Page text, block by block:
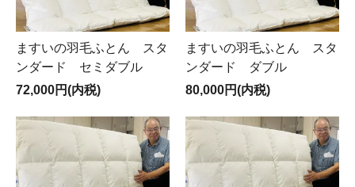
ますいの羽毛ふとん スタ
ンダード セミダブル
72,000円(内税)
ますいの羽毛ふとん スタ
ンダード ダブル
80,000円(内税)